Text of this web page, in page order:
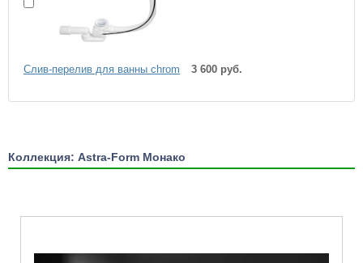
Слив-перелив для ванны chrom 3 600 руб.
Коллекция: Astra-Form Монако